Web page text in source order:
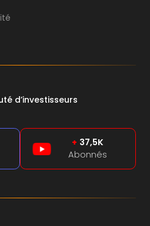
d’investisseurs
+ 37,5K
Abonnés